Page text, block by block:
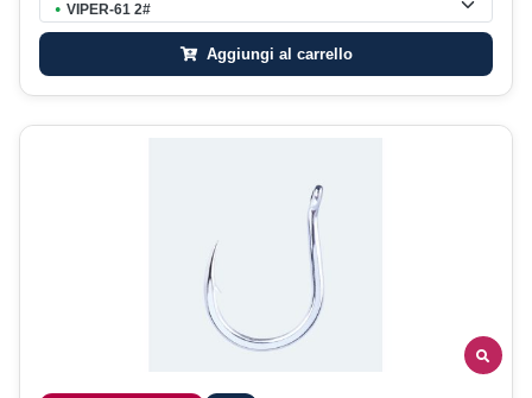
● VIPER-61 2#
Aggiungi al carrello